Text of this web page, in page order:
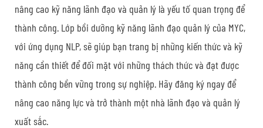
nâng cao kỹ năng lãnh đạo và quản lý là yếu tố quan trọng để
thành công. Lớp bồi dưỡng kỹ năng lãnh đạo quản lý của MYC,
với ứng dụng NLP, sẽ giúp bạn trang bị những kiến thức và kỹ
năng cần thiết để đối mặt với những thách thức và đạt được
thành công bền vững trong sự nghiệp. Hãy đăng ký ngay để
nâng cao năng lực và trở thành một nhà lãnh đạo và quản lý
xuất sắc.